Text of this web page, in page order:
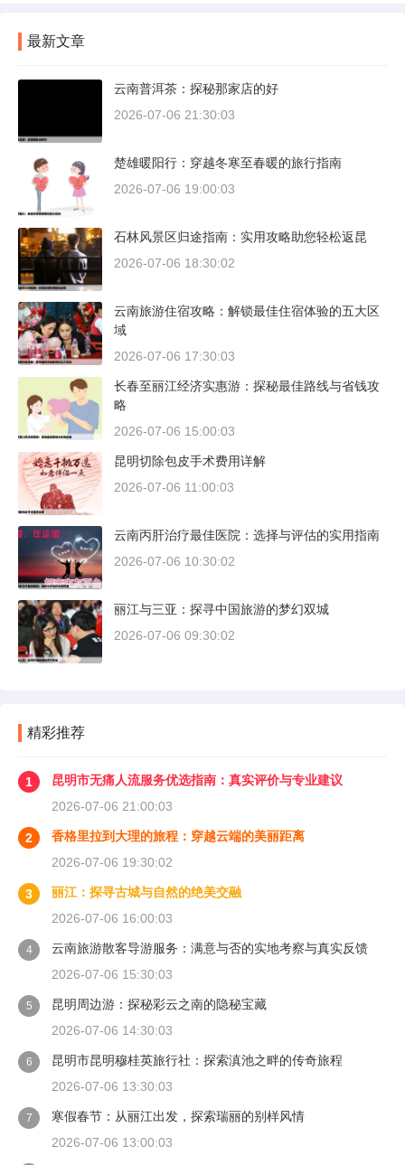
最新文章
云南普洱茶：探秘那家店的好
2026-07-06 21:30:03
楚雄暖阳行：穿越冬寒至春暖的旅行指南
2026-07-06 19:00:03
石林风景区归途指南：实用攻略助您轻松返昆
2026-07-06 18:30:02
云南旅游住宿攻略：解锁最佳住宿体验的五大区
域
2026-07-06 17:30:03
长春至丽江经济实惠游：探秘最佳路线与省钱攻
略
2026-07-06 15:00:03
昆明切除包皮手术费用详解
2026-07-06 11:00:03
云南丙肝治疗最佳医院：选择与评估的实用指南
2026-07-06 10:30:02
丽江与三亚：探寻中国旅游的梦幻双城
2026-07-06 09:30:02
精彩推荐
1
昆明市无痛人流服务优选指南：真实评价与专业建议
2026-07-06 21:00:03
2
香格里拉到大理的旅程：穿越云端的美丽距离
2026-07-06 19:30:02
3
丽江：探寻古城与自然的绝美交融
2026-07-06 16:00:03
4
云南旅游散客导游服务：满意与否的实地考察与真实反馈
2026-07-06 15:30:03
5
昆明周边游：探秘彩云之南的隐秘宝藏
2026-07-06 14:30:03
6
昆明市昆明穆桂英旅行社：探索滇池之畔的传奇旅程
2026-07-06 13:30:03
7
寒假春节：从丽江出发，探索瑞丽的别样风情
2026-07-06 13:00:03